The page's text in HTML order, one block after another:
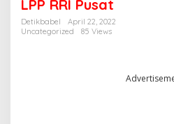
a
LPP RRI Pusat
Detikbabel
April 22, 2022
Uncategorized
85 Views